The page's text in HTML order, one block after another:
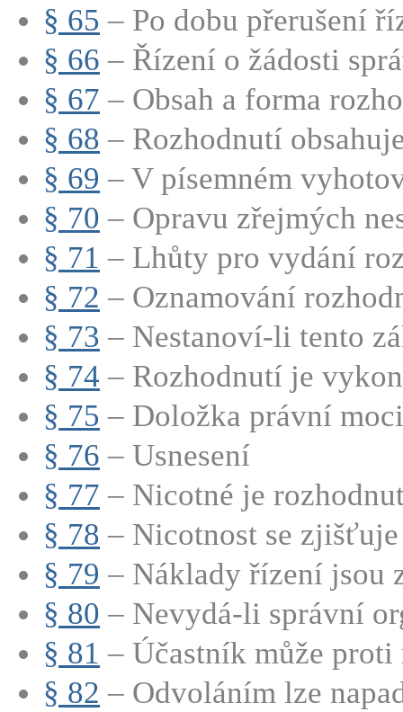
§ 65 – Po dobu přerušení
§ 66 – Řízení o žádosti
§ 67 – Obsah a forma
§ 68 – Rozhodnutí
§ 69 – V písemném
§ 70 – Opravu zřejmých
§ 71 – Lhůty pro vydání
§ 72 – Oznamování
§ 73 – Nestanoví-li tento
§ 74 – Rozhodnutí je
§ 75 – Doložka právní
§ 76 – Usnesení
§ 77 – Nicotné je
§ 78 – Nicotnost se
§ 79 – Náklady řízení jsou
§ 80 – Nevydá-li správní
§ 81 – Účastník může proti
§ 82 – Odvoláním lze